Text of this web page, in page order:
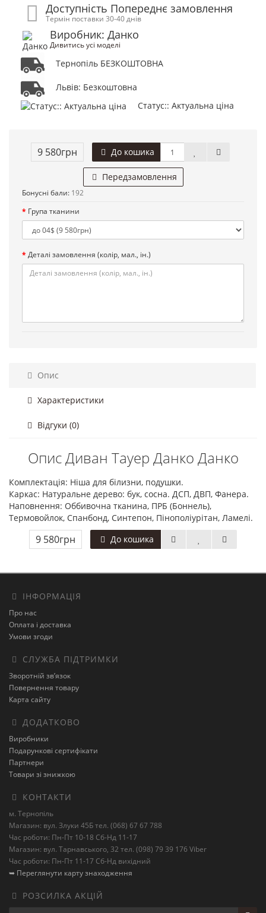
Доступність Попереднє замовлення
Термін поставки 30-40 днів
Виробник: Данко
Дивитись усі моделі
Тернопіль БЕЗКОШТОВНА
Львів: Безкоштовна
Статус:: Актуальна ціна
9 580грн До кошика
Передзамовлення
Бонусні бали: 192
Група тканини
Деталі замовлення (колір, мал., ін.)
Опис
Характеристики
Відгуки (0)
Опис Диван Тауер Данко Данко
Комплектація: Ніша для білизни, подушки.
Каркас: Натуральне дерево: бук, сосна. ДСП, ДВП, Фанера.
Наповнення: Оббивочна тканина, ПРБ (Боннель),
Термовойлок, Спанбонд, Синтепон, Пінополіурітан, Ламелі.
9 580грн До кошика
ІНФОРМАЦІЯ
Про нас
Оплата і доставка
Умови згоди
СЛУЖБА ПІДТРИМКИ
Зворотній зв’язок
Повернення товару
Карта сайту
ДОДАТКОВО
Виробники
Подарункові сертифікати
Партнери
Товари зі знижкою
КОНТАКТИ
м. Тернопіль
Магазин: вул. Злуки 45Б тел. (068) 67 67 788
Час роботи: Пн-Пт 10-18 Сб-Нд 11-17
Магазин: вул. Тарнавського, 32 тел. (098) 79 39 176 Viber
Час роботи: Пн-Пт 11-17 Сб-Нд вихідний
➥ Переглянути карту знаходження
РОЗСИЛКА АКЦІЙ